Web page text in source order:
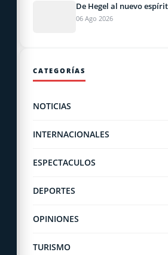
De Hegel al nuevo
06 Ago 2026
CATEGORÍAS
NOTICIAS
INTERNACIONALES
ESPECTACULOS
DEPORTES
OPINIONES
TURISMO